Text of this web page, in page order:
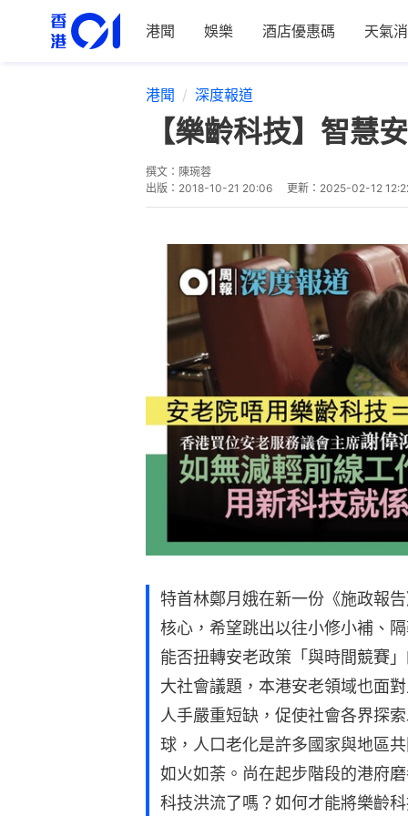
港聞 娛樂 酒店優惠碼 天氣
港聞 深度報道
【樂齡科技】智
撰文： 陳琬蓉
出版： 2018-10-21 20:06 更新： 2025-02-12
特首林鄭月娥在新一份《施政報
核心，希望跳出以往小修小補、
能否扭轉安老政策「與時間競賽
大社會議題，本港安老領域也面
人手嚴重短缺，促使社會各界探
球，人口老化是許多國家與地區
如火如荼。尚在起步階段的港府
科技洪流了嗎？如何才能將樂齡